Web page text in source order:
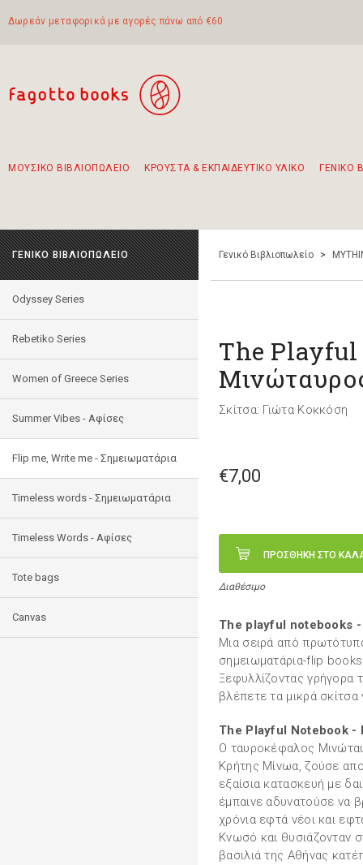
Δωρεάν μεταφορικά με αγορές πάνω από €60
ΜΟΥΣΙΚΟ ΒΙΒΛΙΟΠΩΛΕΙΟ ΚΡΟΥΣΤΑ & ΕΚΠΑΙΔΕΥΤΙΚΟ ΥΛΙΚΟ ΓΕΝΙΚΟ
ΓΕΝΙΚΟ ΒΙΒΛΙΟΠΩΛΕΙΟ
Odyssey Series
Rebetiko Series
Women of Greece Series
Summer Vibes - Αφίσες
Flip me, Write me - Σημειωματάρια
Timeless words - Σημειωματάρια
Timeless Words - Aφίσες
Tote bags
Canvas
Γενικό Βιβλιοπωλείο >
The Playful
Σκίτσα: Γιώτα Κοκκόση
€7,00
ΠΡΟΣΘΗΚΗ ΣΤΟ
Διαθέσιμο
The playful notebooks
Μια σειρά από
σημειωματάρια-flip
Ξεφυλλίζοντας γρήγορα
βλέπετε τα μικρά σκίτσα
The Playful Notebook -
Ο ταυροκέφαλος
Κρήτης Μίνωα, ζούσε
εξαίσια κατασκευή με
έμπαινε αδυνατούσε να
χρόνια εφτά νέοι και
Κνωσό και θυσιάζονταν
βασιλιά της Αθήνας